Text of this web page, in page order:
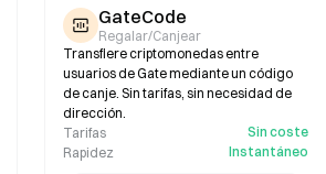
GateCode
Regalar/Canjear
Transfiere criptomonedas entre
usuarios de Gate mediante un código
de canje. Sin tarifas, sin necesidad de
dirección.
Tarifas
Sin coste
Rapidez
Instantáneo